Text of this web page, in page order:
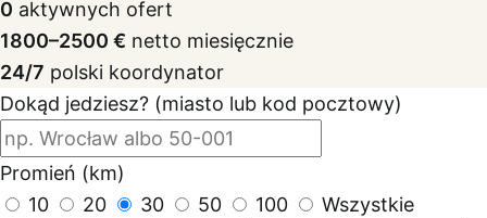
0 aktywnych ofert
1800–2500 € netto miesięcznie
24/7 polski koordynator
Dokąd jedziesz? (miasto lub kod pocztowy)
Promień (km)
10
20 30 50 100
Wszystkie